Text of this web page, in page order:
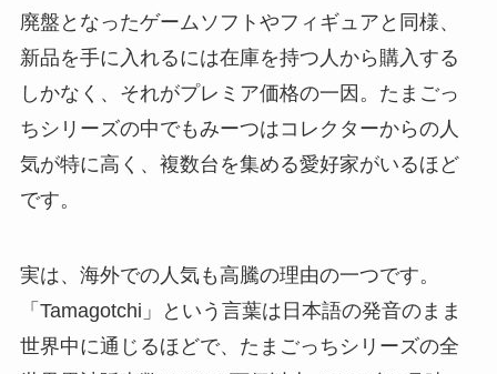
廃盤となったゲームソフトやフィギュアと同様、
新品を手に入れるには在庫を持つ人から購入する
しかなく、それがプレミア価格の一因。たまごっ
ちシリーズの中でもみーつはコレクターからの人
気が特に高く、複数台を集める愛好家がいるほど
です。
実は、海外での人気も高騰の理由の一つです。
「Tamagotchi」という言葉は日本語の発音のまま
世界中に通じるほどで、たまごっちシリーズの全